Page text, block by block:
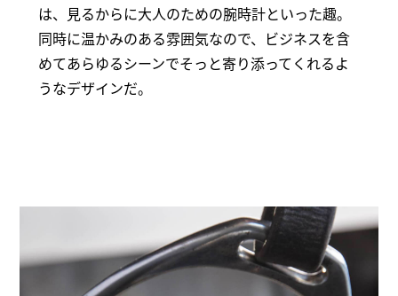
は、見るからに大人のための腕時計といった趣。
同時に温かみのある雰囲気なので、ビジネスを含
めてあらゆるシーンでそっと寄り添ってくれるよ
うなデザインだ。